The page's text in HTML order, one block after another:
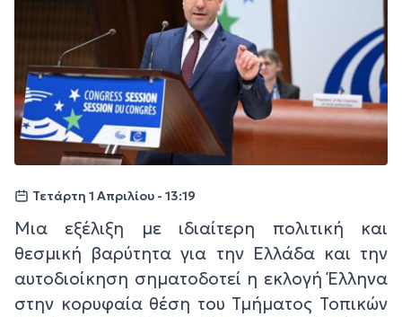
Τετάρτη 1 Απριλίου - 13:19
Μια εξέλιξη με ιδιαίτερη πολιτική και
θεσμική βαρύτητα για την Ελλάδα και την
αυτοδιοίκηση σηματοδοτεί η εκλογή Έλληνα
στην κορυφαία θέση του Τμήματος Τοπικών